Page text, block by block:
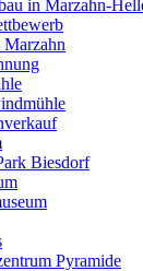
in Marzahn-
Biesdorf
Pyramide